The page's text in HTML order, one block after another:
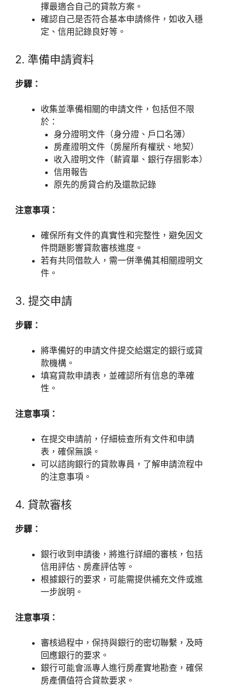
擇最適合自己的貸款方案。
確認自己是否符合基本申請條件，如收入穩
定、信用記錄良好等。
2. 準備申請資料
步驟：
收集並準備相關的申請文件，包括但不限
於：
身分證明文件（身分證、戶口名簿）
房產證明文件（房屋所有權狀、地契）
收入證明文件（薪資單、銀行存摺影本）
信用報告
原先的房貸合約及還款記錄
注意事項：
確保所有文件的真實性和完整性，避免因文
件問題影響貸款審核進度。
若有共同借款人，需一併準備其相關證明文
件。
3. 提交申請
步驟：
將準備好的申請文件提交給選定的銀行或貸
款機構。
填寫貸款申請表，並確認所有信息的準確
性。
注意事項：
在提交申請前，仔細檢查所有文件和申請
表，確保無誤。
可以諮詢銀行的貸款專員，了解申請流程中
的注意事項。
4. 貸款審核
步驟：
銀行收到申請後，將進行詳細的審核，包括
信用評估、房產評估等。
根據銀行的要求，可能需提供補充文件或進
一步說明。
注意事項：
審核過程中，保持與銀行的密切聯繫，及時
回應銀行的要求。
銀行可能會派專人進行房產實地勘查，確保
房產價值符合貸款要求。